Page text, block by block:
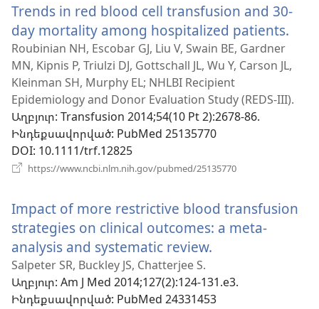
պատուհան)
Trends in red blood cell transfusion and 30-
day mortality among hospitalized patients.
նոր
Roubinian NH, Escobar GJ, Liu V, Swain BE, Gardner
MN, Kipnis P, Triulzi DJ, Gottschall JL, Wu Y, Carson JL,
Kleinman SH, Murphy EL; NHLBI Recipient
Epidemiology and Donor Evaluation Study (REDS-III).
Աղբյուր‎: Transfusion 2014;54(10 Pt 2):2678-86.
Ինդեքսավորված‎: PubMed 25135770
DOI‎: 10.1111/trf.12825
https://www.ncbi.nlm.nih.gov/pubmed/25135770
պատուհան)
Impact of more restrictive blood transfusion
strategies on clinical outcomes: a meta-
analysis and systematic review.
նոր
պատուհան)
Salpeter SR, Buckley JS, Chatterjee S.
Աղբյուր‎: Am J Med 2014;127(2):124-131.e3.
Ինդեքսավորված‎: PubMed 24331453